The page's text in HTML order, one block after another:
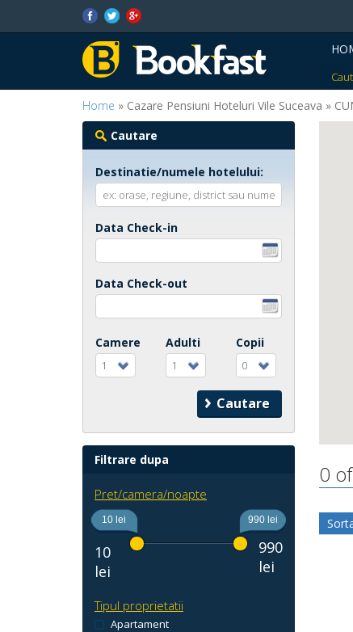
Home » Cazare Pensiuni Hoteluri Vile Suceava »
Cautare
Destinatie/numele hotelului:
Data Check-in
Data Check-out
Camere
1
Adulti
1
Copii
0
Filtrare dupa
Pret/camera/noapte
10
lei
10 lei 990 lei
990
lei
Tipul proprietatii
Apartament
0